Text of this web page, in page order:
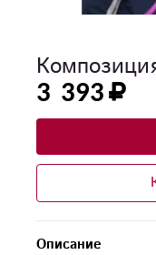
3 393
Описание